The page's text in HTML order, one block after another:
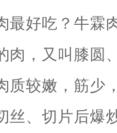
最好吃？牛霖
肉，又叫膝圆
质较嫩，筋少
丝、切片后爆